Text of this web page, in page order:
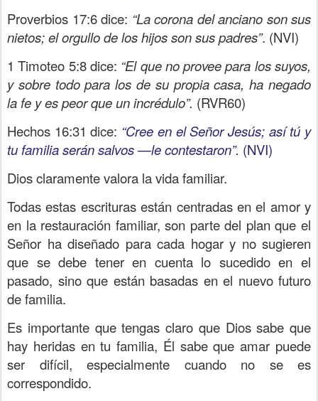
Proverbios 17:6 dice: “La corona del anciano son sus
nietos; el orgullo de los hijos son sus padres”. (NVI)
1 Timoteo 5:8 dice: “El que no provee para los suyos,
y sobre todo para los de su propia casa, ha negado
la fe y es peor que un incrédulo”. (RVR60)
Hechos 16:31 dice: “Cree en el Señor Jesús; así tú y
tu familia serán salvos —le contestaron”. (NVI)
Dios claramente valora la vida familiar.
Todas estas escrituras están centradas en el amor y
en la restauración familiar, son parte del plan que el
Señor ha diseñado para cada hogar y no sugieren
que se debe tener en cuenta lo sucedido en el
pasado, sino que están basadas en el nuevo futuro
de familia.
Es importante que tengas claro que Dios sabe que
hay heridas en tu familia, Él sabe que amar puede
ser difícil, especialmente cuando no se es
correspondido.